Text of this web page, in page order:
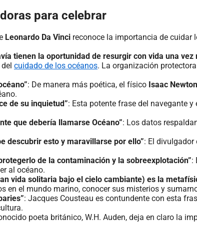
para celebrar
Leonardo Da Vinci reconoce la importancia de cuidar
tienen la oportunidad de resurgir con vida una
cuidado de los océanos. La organización
: De manera más poética, el físico Isaac Newton
de su inquietud”: Esta potente frase del navegante y
que debería llamarse Océano”: Los datos
descubrir esto y maravillarse por ello”: El
de la contaminación y la sobreexplotación”:
al océano.
vida solitaria bajo el cielo cambiante) es la
en el mundo marino, conocer sus misterios y
: Jacques Cousteau es contundente con esta
poeta británico, W.H. Auden, deja en claro la